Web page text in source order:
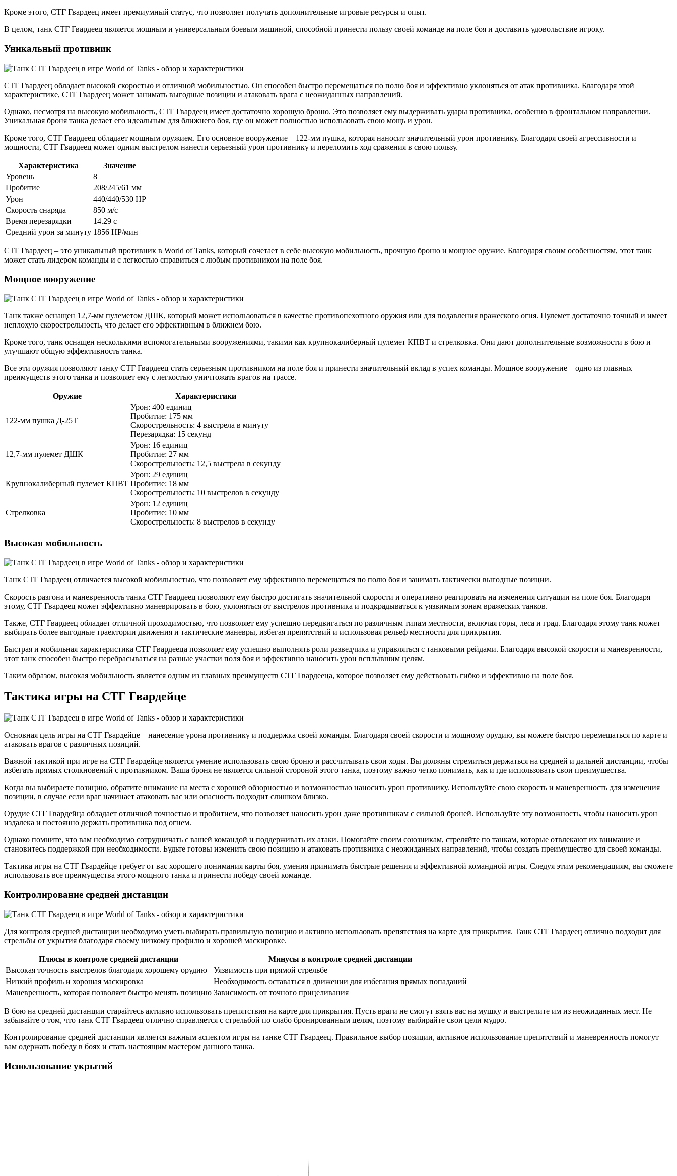
Кроме этого, СТГ Гвардеец имеет премиумный статус, что позволяет получать дополнительные игровые ресурсы и опыт.
В целом, танк СТГ Гвардеец является мощным и универсальным боевым машиной, способной принести пользу своей команде на поле боя и доставить удовольствие игроку.
Уникальный противник
СТГ Гвардеец обладает высокой скоростью и отличной мобильностью. Он способен быстро перемещаться по полю боя и эффективно уклоняться от атак противника. Благодаря этой
характеристике, СТГ Гвардеец может занимать выгодные позиции и атаковать врага с неожиданных направлений.
Однако, несмотря на высокую мобильность, СТГ Гвардеец имеет достаточно хорошую броню. Это позволяет ему выдерживать удары противника, особенно в фронтальном направлении.
Уникальная броня танка делает его идеальным для ближнего боя, где он может полностью использовать свою мощь и урон.
Кроме того, СТГ Гвардеец обладает мощным оружием. Его основное вооружение – 122-мм пушка, которая наносит значительный урон противнику. Благодаря своей агрессивности и
мощности, СТГ Гвардеец может одним выстрелом нанести серьезный урон противнику и переломить ход сражения в свою пользу.
Характеристика
Значение
Уровень
8
Пробитие
208/245/61 мм
Урон
440/440/530 HP
Скорость снаряда
850 м/с
Время перезарядки
14.29 с
Средний урон за минуту 1856 HP/мин
СТГ Гвардеец – это уникальный противник в World of Tanks, который сочетает в себе высокую мобильность, прочную броню и мощное оружие. Благодаря своим особенностям, этот танк
может стать лидером команды и с легкостью справиться с любым противником на поле боя.
Мощное вооружение
Танк также оснащен 12,7-мм пулеметом ДШК, который может использоваться в качестве противопехотного оружия или для подавления вражеского огня. Пулемет достаточно точный и имеет
неплохую скорострельность, что делает его эффективным в ближнем бою.
Кроме того, танк оснащен несколькими вспомогательными вооружениями, такими как крупнокалиберный пулемет КПВТ и стрелковка. Они дают дополнительные возможности в бою и
улучшают общую эффективность танка.
Все эти оружия позволяют танку СТГ Гвардеец стать серьезным противником на поле боя и принести значительный вклад в успех команды. Мощное вооружение – одно из главных
преимуществ этого танка и позволяет ему с легкостью уничтожать врагов на трассе.
Оружие Характеристики
122-мм пушка Д-25Т
Урон: 400 единиц
Пробитие: 175 мм
Скорострельность: 4 выстрела в минуту
Перезарядка: 15 секунд
12,7-мм пулемет ДШК
Урон: 16 единиц
Пробитие: 27 мм
Скорострельность: 12,5 выстрела в секунду
Крупнокалиберный пулемет КПВТ
Урон: 29 единиц
Пробитие: 18 мм
Скорострельность: 10 выстрелов в секунду
Стрелковка
Урон: 12 единиц
Пробитие: 10 мм
Скорострельность: 8 выстрелов в секунду
Высокая мобильность
Танк СТГ Гвардеец отличается высокой мобильностью, что позволяет ему эффективно перемещаться по полю боя и занимать тактически выгодные позиции.
Скорость разгона и маневренность танка СТГ Гвардеец позволяют ему быстро достигать значительной скорости и оперативно реагировать на изменения ситуации на поле боя. Благодаря
этому, СТГ Гвардеец может эффективно маневрировать в бою, уклоняться от выстрелов противника и подкрадываться к уязвимым зонам вражеских танков.
Также, СТГ Гвардеец обладает отличной проходимостью, что позволяет ему успешно передвигаться по различным типам местности, включая горы, леса и град. Благодаря этому танк может
выбирать более выгодные траектории движения и тактические маневры, избегая препятствий и использовая рельеф местности для прикрытия.
Быстрая и мобильная характеристика СТГ Гвардееца позволяет ему успешно выполнять роли разведчика и управляться с танковыми рейдами. Благодаря высокой скорости и маневренности,
этот танк способен быстро перебрасываться на разные участки поля боя и эффективно наносить урон всплывшим целям.
Таким образом, высокая мобильность является одним из главных преимуществ СТГ Гвардееца, которое позволяет ему действовать гибко и эффективно на поле боя.
Тактика игры на СТГ Гвардейце
Основная цель игры на СТГ Гвардейце – нанесение урона противнику и поддержка своей команды. Благодаря своей скорости и мощному орудию, вы можете быстро перемещаться по карте и
атаковать врагов с различных позиций.
Важной тактикой при игре на СТГ Гвардейце является умение использовать свою броню и рассчитывать свои ходы. Вы должны стремиться держаться на средней и дальней дистанции, чтобы
избегать прямых столкновений с противником. Ваша броня не является сильной стороной этого танка, поэтому важно четко понимать, как и где использовать свои преимущества.
Когда вы выбираете позицию, обратите внимание на места с хорошей обзорностью и возможностью наносить урон противнику. Используйте свою скорость и маневренность для изменения
позиции, в случае если враг начинает атаковать вас или опасность подходит слишком близко.
Орудие СТГ Гвардейца обладает отличной точностью и пробитием, что позволяет наносить урон даже противникам с сильной броней. Используйте эту возможность, чтобы наносить урон
издалека и постоянно держать противника под огнем.
Однако помните, что вам необходимо сотрудничать с вашей командой и поддерживать их атаки. Помогайте своим союзникам, стреляйте по танкам, которые отвлекают их внимание и
становитесь поддержкой при необходимости. Будьте готовы изменить свою позицию и атаковать противника с неожиданных направлений, чтобы создать преимущество для своей команды.
Тактика игры на СТГ Гвардейце требует от вас хорошего понимания карты боя, умения принимать быстрые решения и эффективной командной игры. Следуя этим рекомендациям, вы сможете
использовать все преимущества этого мощного танка и принести победу своей команде.
Контролирование средней дистанции
Для контроля средней дистанции необходимо уметь выбирать правильную позицию и активно использовать препятствия на карте для прикрытия. Танк СТГ Гвардеец отлично подходит для
стрельбы от укрытия благодаря своему низкому профилю и хорошей маскировке.
Плюсы в контроле средней дистанции
Минусы в контроле средней дистанции
Высокая точность выстрелов благодаря хорошему орудию
Уязвимость при прямой стрельбе
Низкий профиль и хорошая маскировка
Необходимость оставаться в движении для избегания прямых попаданий
Маневренность, которая позволяет быстро менять позицию Зависимость от точного прицеливания
В бою на средней дистанции старайтесь активно использовать препятствия на карте для прикрытия. Пусть враги не смогут взять вас на мушку и выстрелите им из неожиданных мест. Не
забывайте о том, что танк СТГ Гвардеец отлично справляется с стрельбой по слабо бронированным целям, поэтому выбирайте свои цели мудро.
Контролирование средней дистанции является важным аспектом игры на танке СТГ Гвардеец. Правильное выбор позиции, активное использование препятствий и маневренность помогут
вам одержать победу в боях и стать настоящим мастером данного танка.
Использование укрытий